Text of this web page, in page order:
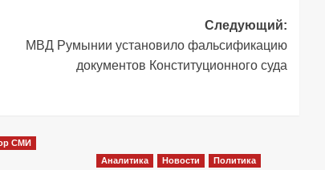
Следующий:
МВД Румынии установило фальсификацию
документов Конституционного суда
СМИ
Аналитика Новости Политика